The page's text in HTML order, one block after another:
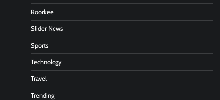
Roorkee
Slider News
Sports
Technology
Travel
Trending